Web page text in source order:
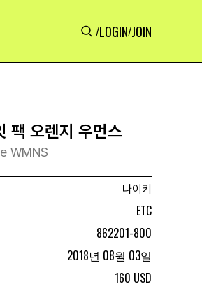
/LOGIN/JOIN
팩 오렌지 우먼스
WMNS
나이키
ETC
862201-800
2018년 08월 03일
160 USD